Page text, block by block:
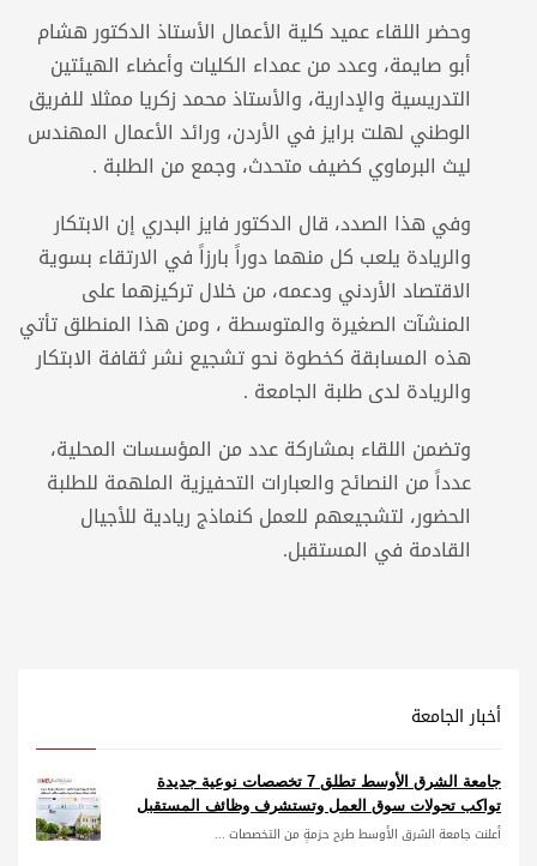
وحضر اللقاء عميد كلية الأعمال الأستاذ الدكتور هشام
أبو صايمة، وعدد من عمداء الكليات وأعضاء الهيئتين
التدريسية والإدارية، والأستاذ محمد زكريا ممثلا للفريق
الوطني لهلت برايز في الأردن، ورائد الأعمال المهندس
ليث البرماوي كضيف متحدث، وجمع من الطلبة .
وفي هذا الصدد، قال الدكتور فايز البدري إن الابتكار
والريادة يلعب كل منهما دوراً بارزاً في الارتقاء بسوية
الاقتصاد الأردني ودعمه، من خلال تركيزهما على
المنشآت الصغيرة والمتوسطة ، ومن هذا المنطلق تأتي
هذه المسابقة كخطوة نحو تشجيع نشر ثقافة الابتكار
والريادة لدى طلبة الجامعة .
وتضمن اللقاء بمشاركة عدد من المؤسسات المحلية،
عدداً من النصائح والعبارات التحفيزية الملهمة للطلبة
الحضور، لتشجيعهم للعمل كنماذج ريادية للأجيال
القادمة في المستقبل.
أخبار الجامعة
جامعة الشرق الأوسط تطلق 7 تخصصات نوعية جديدة
تواكب تحولات سوق العمل وتستشرف وظائف المستقبل
أعلنت جامعة الشرق الأوسط طرح حزمةٍ من التخصصات ...